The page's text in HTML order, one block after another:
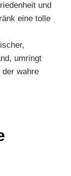
und
eine tolle
umringt
wahre